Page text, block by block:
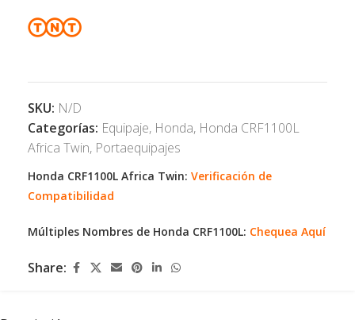
SKU: N/D
Categorías: Equipaje, Honda, Honda CRF1100L
Africa Twin, Portaequipajes
Honda CRF1100L Africa Twin: Verificación de
Compatibilidad
Múltiples Nombres de Honda CRF1100L: Chequea Aquí
Share: